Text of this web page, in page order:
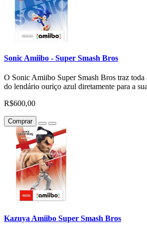
Sonic Amiibo - Super Smash Bros
O Sonic Amiibo Super Smash Bros traz toda
do lendário ouriço azul diretamente para a
R$600,00
Comprar
Kazuya Amiibo Super Smash Bros